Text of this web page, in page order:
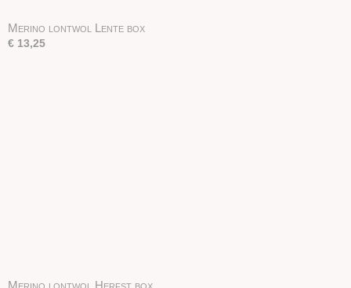
Merino lontwol Lente box
€ 13,25
Merino lontwol Herfst box